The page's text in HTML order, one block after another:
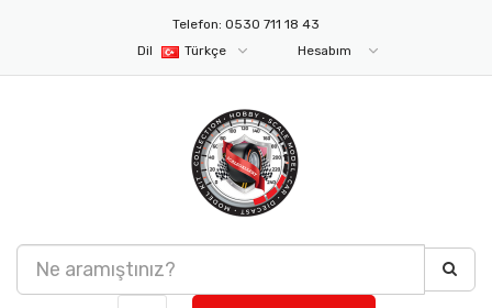
Telefon: 0530 711 18 43
Dil
Türkçe Hesabım